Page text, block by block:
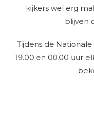
kijkers wel erg
blijven
Tijdens de
19.00 en 00.00 uur